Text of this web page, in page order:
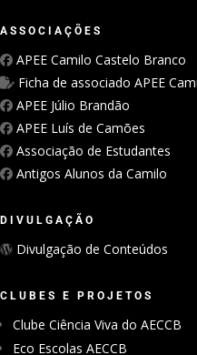
ASSOCIAÇÕES
APEE Camilo Castelo Branco
Ficha de associado APEE
APEE Júlio Brandão
APEE Luís de Camões
Associação de Estudantes
Antigos Alunos da Camilo
DIVULGAÇÃO
Divulgação de Conteúdos
CLUBES E PROJETOS
Clube Ciência Viva do AECCB
Eco Escolas AECCB